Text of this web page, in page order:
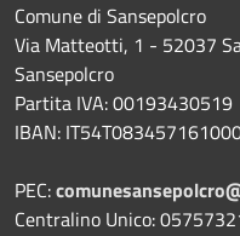
Comune di Sansepolcro
Via Matteotti, 1 - 52037
Sansepolcro
Partita IVA: 00193430519
IBAN:
PEC:
Centralino Unico: